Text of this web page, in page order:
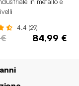
4.4 (29)
84,99 €